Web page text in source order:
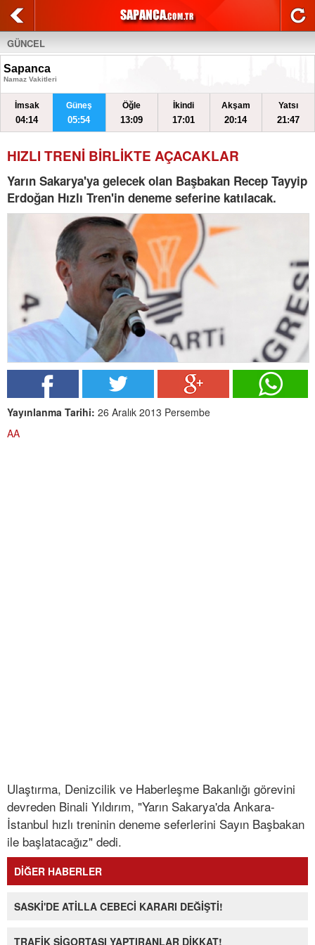
GÜNCEL
Sapanca
Namaz Vakitleri
İmsak
04:14
Güneş
05:54
Öğle
13:09
İkindi
17:01
Akşam
20:14
Yatsı
21:47
HIZLI TRENİ BİRLİKTE AÇACAKLAR
Yarın Sakarya'ya gelecek olan Başbakan Recep Tayyip
Erdoğan Hızlı Tren'in deneme seferine katılacak.
Yayınlanma Tarihi: 26 Aralık 2013 Persembe
AA
Ulaştırma, Denizcilik ve Haberleşme Bakanlığı görevini
devreden Binali Yıldırım, "Yarın Sakarya'da Ankara-
İstanbul hızlı treninin deneme seferlerini Sayın Başbakan
ile başlatacağız" dedi.
DİĞER HABERLER
SASKİ'DE ATİLLA CEBECİ KARARI DEĞİŞTİ!
TRAFİK SİGORTASI YAPTIRANLAR DİKKAT!